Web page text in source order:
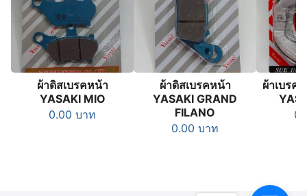
ผ้าดิสเบรคหน้า
YASAKI MIO
0.00บาท
ผ้าดิสเบรคหน้า
YASAKI GRAND
FILANO
0.00บาท
ผ้าเบรค